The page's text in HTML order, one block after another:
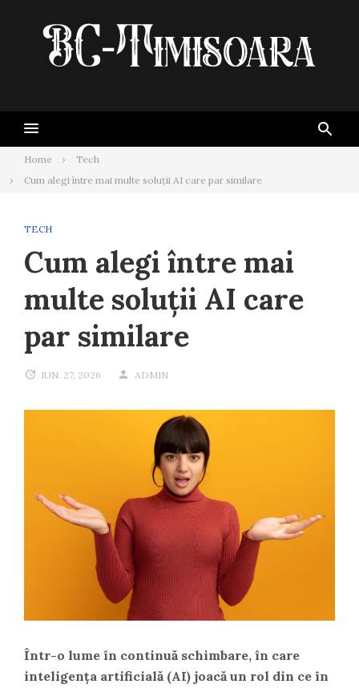
Home
Tech
Cum alegi între mai multe soluții AI care par similare
TECH
Cum alegi între mai
multe soluții AI care
par similare
IUN. 27, 2026 ADMIN
Într-o lume în continuă schimbare, în care
inteligența artificială (AI) joacă un rol din ce în